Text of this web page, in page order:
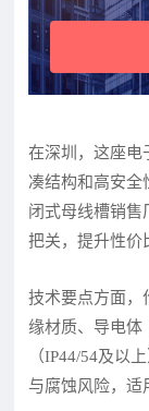
在深圳，这座电
凑结构和高安全
闭式母线槽销售
把关，提升性价
技术要点方面，
缘材质、导电体
（IP44/54及以
与腐蚀风险，适